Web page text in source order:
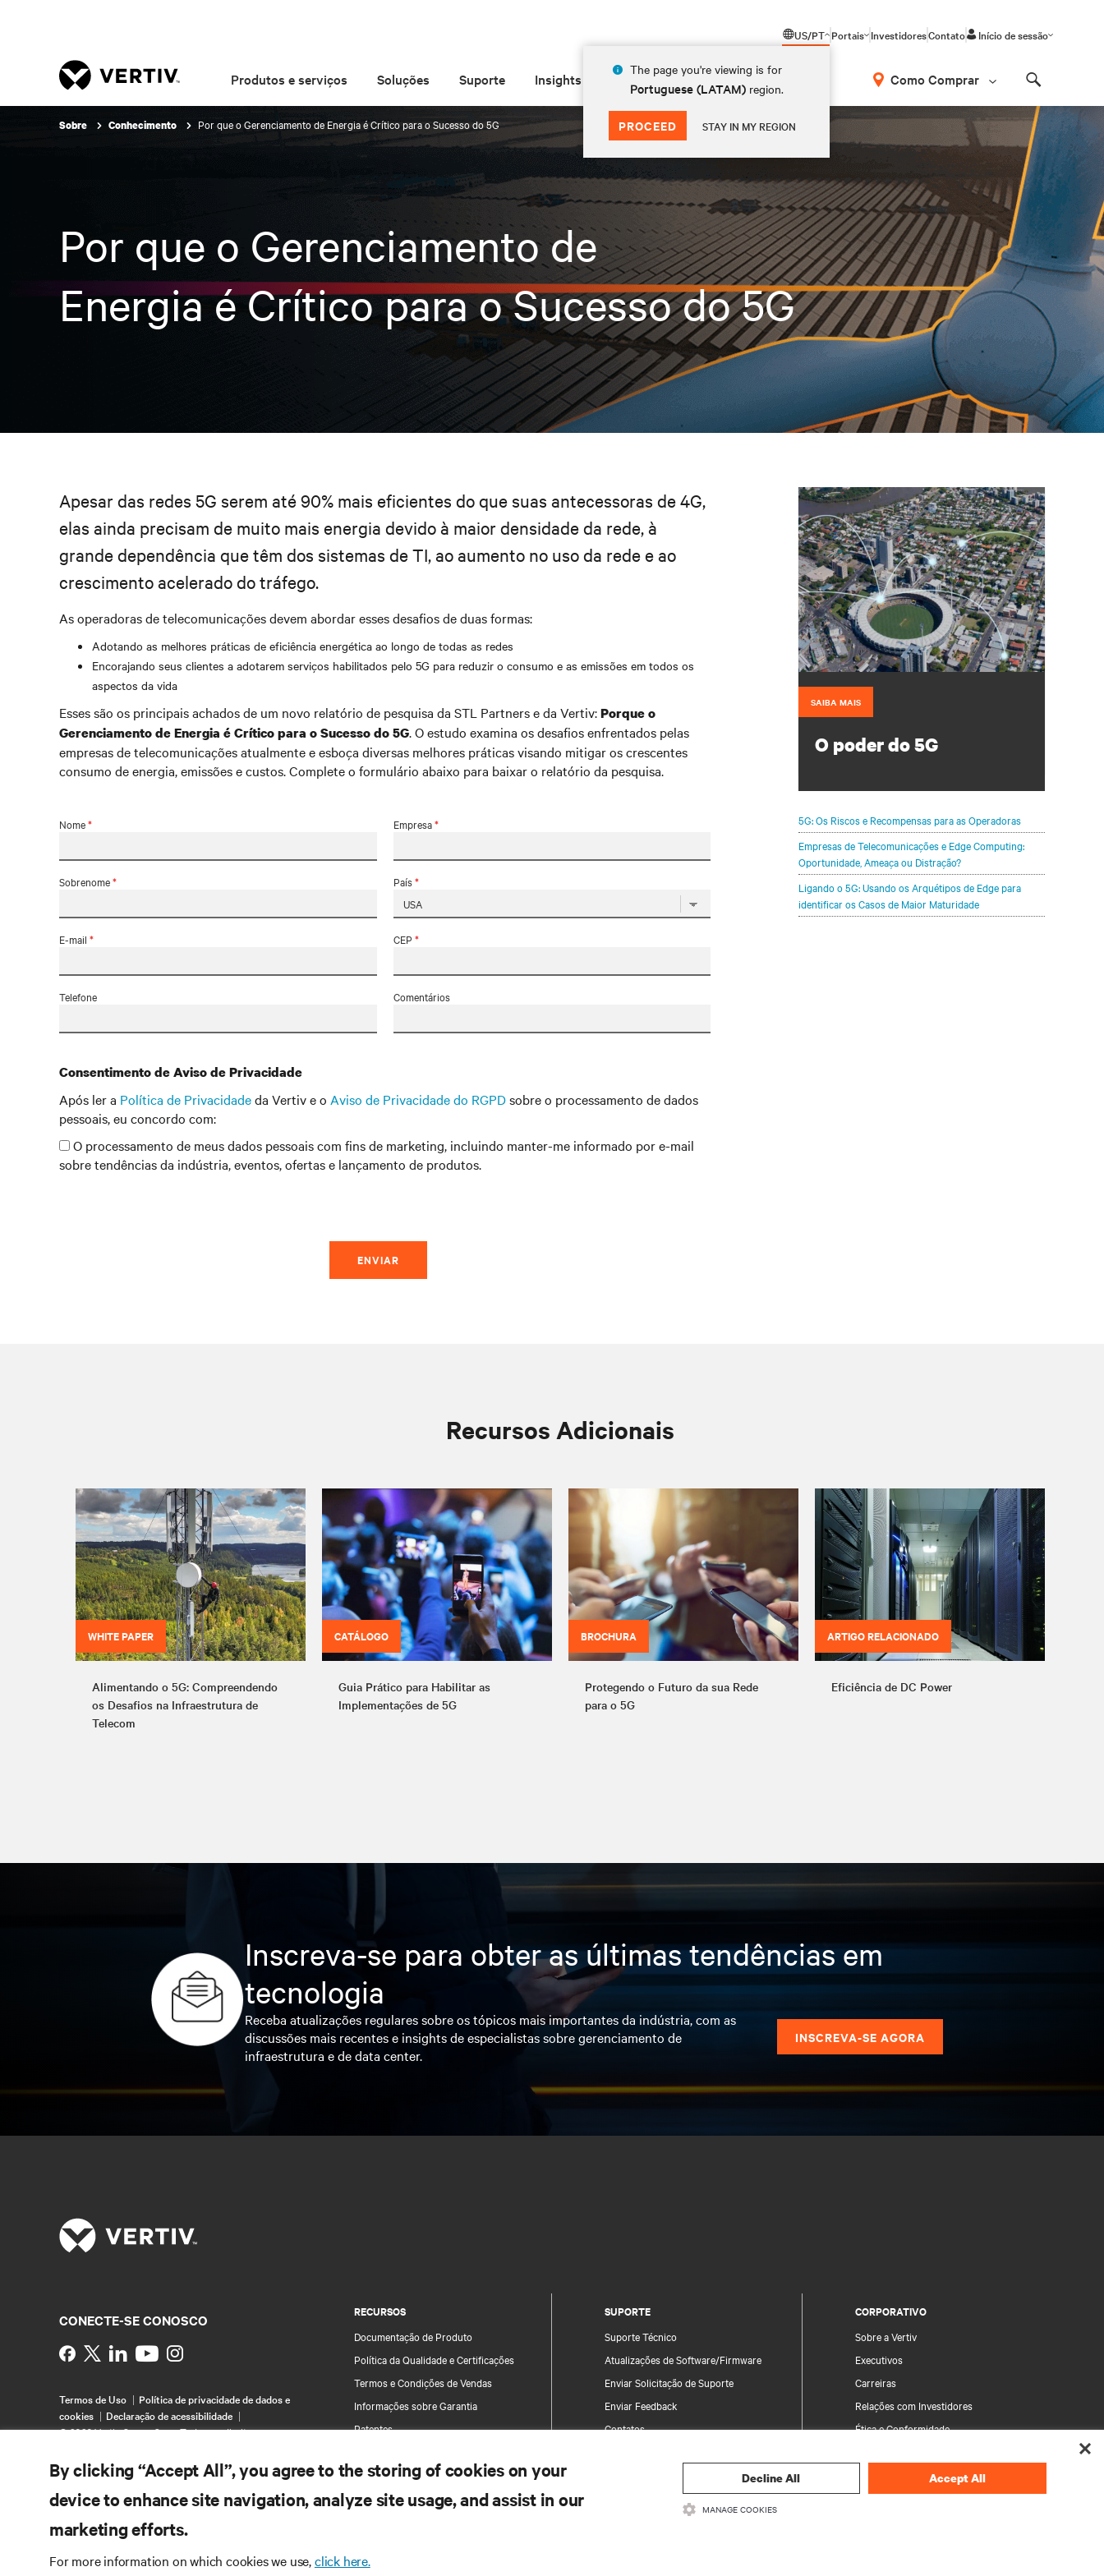
US/PT
The page you're viewing is for
Portuguese (LATAM) region.
PROCEED STAY IN MY REGION
Portais InvestidoresContato Início de sessão
Produtos e serviços Soluções Suporte Insights Sobre Como Comprar
Sobre Conhecimento Por que o Gerenciamento de Energia é Crítico para o Sucesso do 5G
Por que o Gerenciamento de
Energia é Crítico para o Sucesso do 5G
Apesar das redes 5G serem até 90% mais eficientes do que suas antecessoras de 4G,
elas ainda precisam de muito mais energia devido à maior densidade da rede, à
grande dependência que têm dos sistemas de TI, ao aumento no uso da rede e ao
crescimento acelerado do tráfego.
As operadoras de telecomunicações devem abordar esses desafios de duas formas:
Adotando as melhores práticas de eficiência energética ao longo de todas as redes
Encorajando seus clientes a adotarem serviços habilitados pelo 5G para reduzir o consumo e as emissões em todos os
aspectos da vida
Esses são os principais achados de um novo relatório de pesquisa da STL Partners e da Vertiv:Porque o
Gerenciamento de Energia é Crítico para o Sucesso do 5G. O estudo examina os desafios enfrentados pelas
empresas de telecomunicações atualmente e esboça diversas melhores práticas visando mitigar os crescentes
consumo de energia, emissões e custos. Complete o formulário abaixo para baixar o relatório da pesquisa.
Nome*
Sobrenome*
E-mail *
Telefone
Empresa*
País*
CEP *
Comentários
Consentimento de Aviso de Privacidade
Após ler a Política de Privacidadeda Vertiv e o Aviso de Privacidade do RGPDsobre o processamento de dados
pessoais, eu concordo com:
O processamento de meus dados pessoais com fins de marketing, incluindo manter-me informado por e-mail
sobre tendências da indústria, eventos, ofertas e lançamento de produtos.
ENVIAR
SAIBA MAIS
O poder do 5G
para proteger e otimizar suas
5G: Os Riscos e Recompensas para as Operadoras
Empresas de Telecomunicações e Edge Computing:
Oportunidade, Ameaça ou Distração?
Ligando o 5G: Usando os Arquétipos de Edge para
identificar os Casos de Maior Maturidade
Recursos Adicionais
WHITE PAPER
Alimentando o 5G: Compreendendo
os Desafios na Infraestrutura de
Telecom
CATÁLOGO
Guia Prático para Habilitar as
Implementações de 5G
BROCHURA
Protegendo o Futuro da sua Rede
para o 5G
ARTIGO RELACIONADO
Eficiência de DC Power
Inscreva-se para obter as últimas tendências em
tecnologia
Receba atualizações regulares sobre os tópicos mais importantes da indústria, com as
discussões mais recentes e insights de especialistas sobre gerenciamento de
infraestrutura e de data center.
INSCREVA-SE AGORA
RECURSOS
Documentação de Produto
Política da Qualidade e Certificações
Termos e Condições de Vendas
Informações sobre Garantia
Patentes
SUPORTE
Suporte Técnico
Atualizações de Software/Firmware
Enviar Solicitação de Suporte
Enviar Feedback
Contatos
Informações e Segurança do Produto
Relatar uma Preocupação de Segurança
CORPORATIVO
Sobre a Vertiv
Executivos
Carreiras
Relações com Investidores
Ética e Conformidade
Código de Conduta
Suas escolhas de privacidade
CONECTE-SE CONOSCO
Instagram
Termos de Uso
Política de privacidade de dados e
cookies
Declaração de acessibilidade
©2026 Vertiv Group Corp. Todos os direitos
By clicking “Accept All”, you agree to the storing of cookies on your
device to enhance site navigation, analyze site usage, and assist in our
marketing efforts.
For more information on which cookies we use,click here.
Decline All Accept All
MANAGE COOKIES